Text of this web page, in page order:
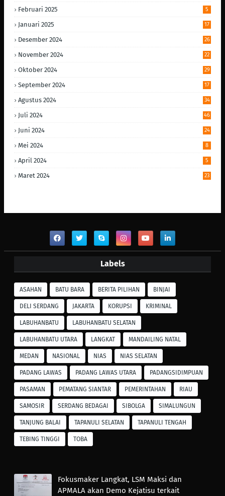
Februari 2025 5
Januari 2025 17
Desember 2024 26
November 2024 22
Oktober 2024 29
September 2024 17
Agustus 2024 34
Juli 2024 46
Juni 2024 24
Mei 2024 8
April 2024 5
Maret 2024 23
Labels
ASAHAN BATU BARA BERITA PILIHAN BINJAI
DELI SERDANG JAKARTA KORUPSI KRIMINAL
LABUHANBATU LABUHANBATU SELATAN
LABUHANBATU UTARA LANGKAT MANDAILING NATAL
MEDAN NASIONAL NIAS NIAS SELATAN
PADANG LAWAS PADANG LAWAS UTARA PADANGSIDIMPUAN
PASAMAN PEMATANG SIANTAR PEMERINTAHAN RIAU
SAMOSIR SERDANG BEDAGAI SIBOLGA SIMALUNGUN
TANJUNG BALAI TAPANULI SELATAN TAPANULI TENGAH
TEBING TINGGI TOBA
Fokusmaker Langkat, LSM Maksi dan
APMALA akan Demo Kejatisu terkait